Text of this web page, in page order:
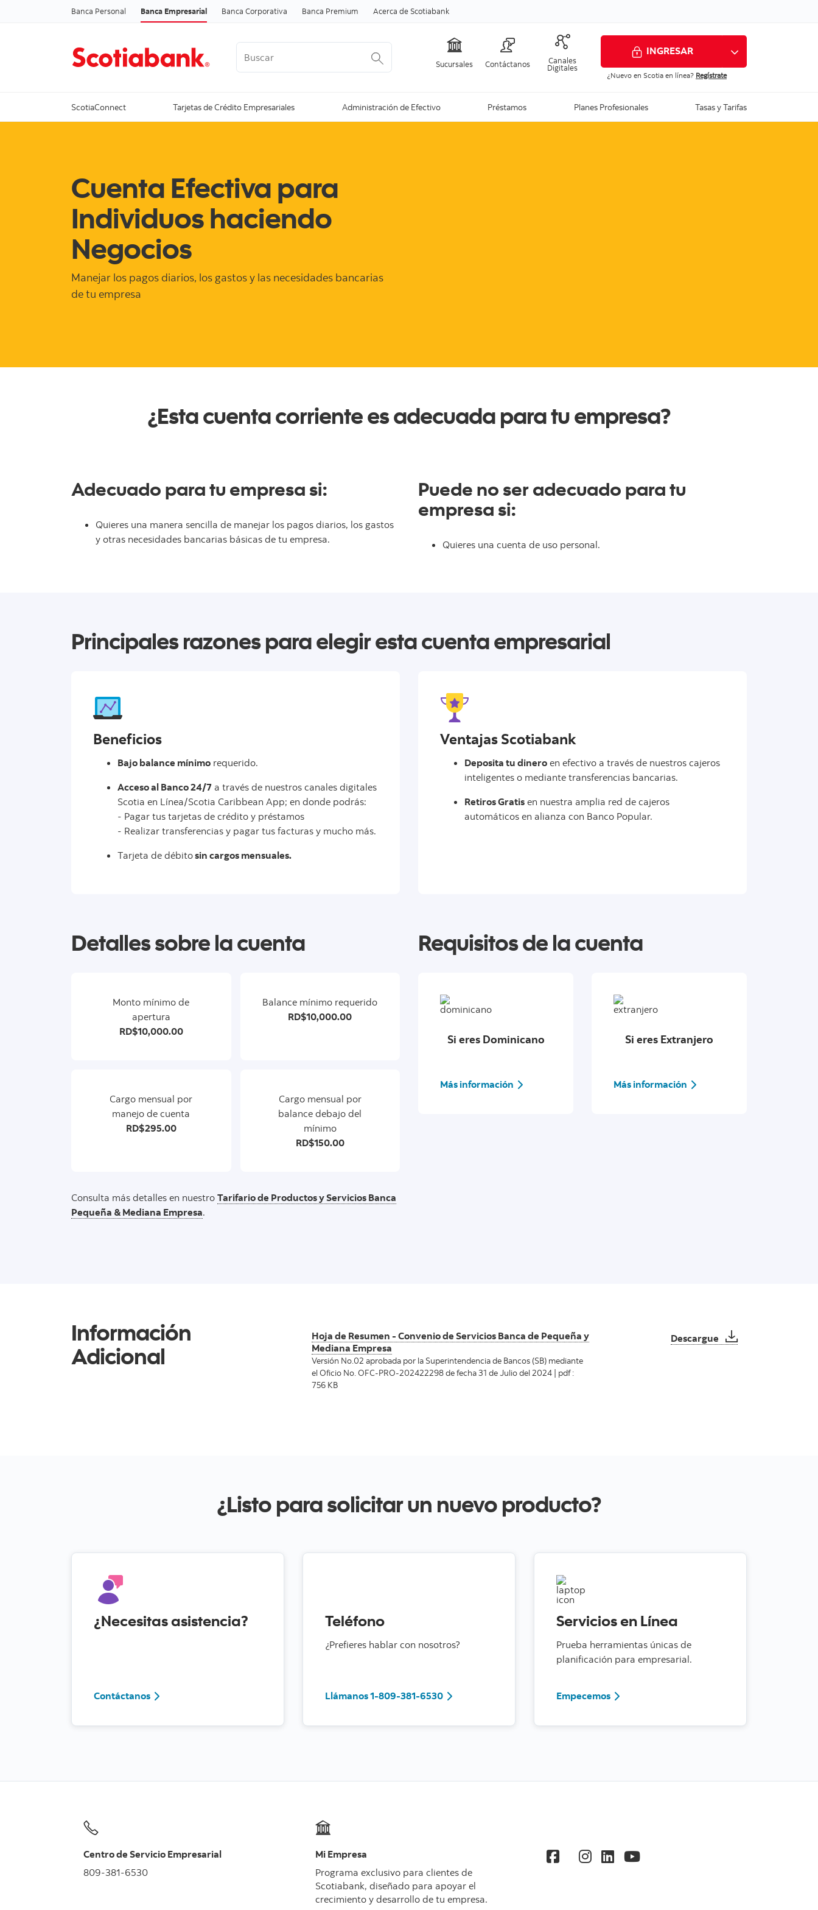
Skip to content
Banca Personal Banca Empresarial Banca Corporativa Banca Premium Acerca de Scotiabank
Sucursales Contáctanos Canales
Digitales
INGRESAR
¿Nuevo en Scotia en línea? Regístrate
ScotiaConnect Tarjetas de Crédito Empresariales Administración de Efectivo Préstamos Planes Profesionales Tasas y Tarifas
Cuenta Efectiva para
Individuos haciendo
Negocios
Manejar los pagos diarios, los gastos y las necesidades bancarias
de tu empresa
¿Esta cuenta corriente es adecuada para tu empresa?
Adecuado para tu empresa si:
Quieres una manera sencilla de manejar los pagos diarios, los gastos
y otras necesidades bancarias básicas de tu empresa.
Puede no ser adecuado para tu
empresa si:
Quieres una cuenta de uso personal.
Principales razones para elegir esta cuenta empresarial
Beneficios
Bajo balance mínimo requerido.
Acceso al Banco 24/7 a través de nuestros canales digitales
Scotia en Línea/Scotia Caribbean App; en donde podrás:
- Pagar tus tarjetas de crédito y préstamos
- Realizar transferencias y pagar tus facturas y mucho más.
Tarjeta de débitosin cargos mensuales.
Ventajas Scotiabank
Deposita tu dinero en efectivo a través de nuestros cajeros
inteligentes o mediante transferencias bancarias.
Retiros Gratis en nuestra amplia red de cajeros
automáticos en alianza con Banco Popular.
Detalles sobre la cuenta
Monto mínimo de
apertura
RD$10,000.00
Balance mínimo requerido
RD$10,000.00
Cargo mensual por
manejo de cuenta
RD$295.00
Cargo mensual por
balance debajo del
mínimo
RD$150.00
Consulta más detalles en nuestro Tarifario de Productos y Servicios Banca
Pequeña & Mediana Empresa.
Requisitos de la cuenta
Si eres Dominicano
Más información
Si eres Extranjero
Más información
Información
Adicional
Hoja de Resumen - Convenio de Servicios Banca de Pequeña y
Mediana Empresa
Versión No.02 aprobada por la Superintendencia de Bancos (SB) mediante
el Oficio No. OFC-PRO-202422298 de fecha 31 de Julio del 2024 | pdf :
756 KB
Descargue Hoja de Resumen -
¿Listo para solicitar un nuevo producto?
¿Necesitas asistencia?
ContáctanosContáctanos
Teléfono
¿Prefieres hablar con nosotros?
Llámanos 1-809-381-6530Llámanos 1-809-381-6530
Servicios en Línea
Prueba herramientas únicas de
planificación para empresarial.
EmpecemosConoce más sobre ScotiaConnect
Centro de Servicio Empresarial
809-381-6530
Mi Empresa
Programa exclusivo para clientes de
Scotiabank, diseñado para apoyar el
crecimiento y desarrollo de tu empresa.